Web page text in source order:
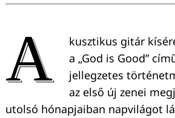
A
kusztikus gitár
a „God is Good”
jellegzetes
az első új zenei
utolsó hónapjaiban napvilágot